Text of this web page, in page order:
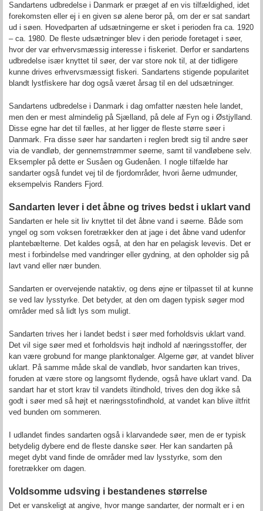
Sandartens udbredelse i Danmark er præget af en vis tilfældighed, idet
forekomsten eller ej i en given sø alene beror på, om der er sat sandart
ud i søen. Hovedparten af udsætningerne er sket i perioden fra ca. 1920
– ca. 1980. De fleste udsætninger blev i den periode foretaget i søer,
hvor der var erhvervsmæssig interesse i fiskeriet. Derfor er sandartens
udbredelse især knyttet til søer, der var store nok til, at der tidligere
kunne drives erhvervsmæssigt fiskeri. Sandartens stigende popularitet
blandt lystfiskere har dog også været årsag til en del udsætninger.
Sandartens udbredelse i Danmark i dag omfatter næsten hele landet,
men den er mest almindelig på Sjælland, på dele af Fyn og i Østjylland.
Disse egne har det til fælles, at her ligger de fleste større søer i
Danmark. Fra disse søer har sandarten i reglen bredt sig til andre søer
via de vandløb, der gennemstrømmer søerne, samt til vandløbene selv.
Eksempler på dette er Susåen og Gudenåen. I nogle tilfælde har
sandarter også fundet vej til de fjordområder, hvori åerne udmunder,
eksempelvis Randers Fjord.
Sandarten lever i det åbne og trives bedst i uklart vand
Sandarten er hele sit liv knyttet til det åbne vand i søerne. Både som
yngel og som voksen foretrækker den at jage i det åbne vand udenfor
plantebælterne. Det kaldes også, at den har en pelagisk levevis. Det er
mest i forbindelse med vandringer eller gydning, at den opholder sig på
lavt vand eller nær bunden.
Sandarten er overvejende nataktiv, og dens øjne er tilpasset til at kunne
se ved lav lysstyrke. Det betyder, at den om dagen typisk søger mod
områder med så lidt lys som muligt.
Sandarten trives her i landet bedst i søer med forholdsvis uklart vand.
Det vil sige søer med et forholdsvis højt indhold af næringsstoffer, der
kan være grobund for mange planktonalger. Algerne gør, at vandet bliver
uklart. På samme måde skal de vandløb, hvor sandarten kan trives,
foruden at være store og langsomt flydende, også have uklart vand. Da
sandart har et stort krav til vandets iltindhold, trives den dog ikke så
godt i søer med så højt et næringsstofindhold, at vandet kan blive iltfrit
ved bunden om sommeren.
I udlandet findes sandarten også i klarvandede søer, men de er typisk
betydelig dybere end de fleste danske søer. Her kan sandarten på
meget dybt vand finde de områder med lav lysstyrke, som den
foretrækker om dagen.
Voldsomme udsving i bestandenes størrelse
Det er vanskeligt at angive, hvor mange sandarter, der normalt er i en